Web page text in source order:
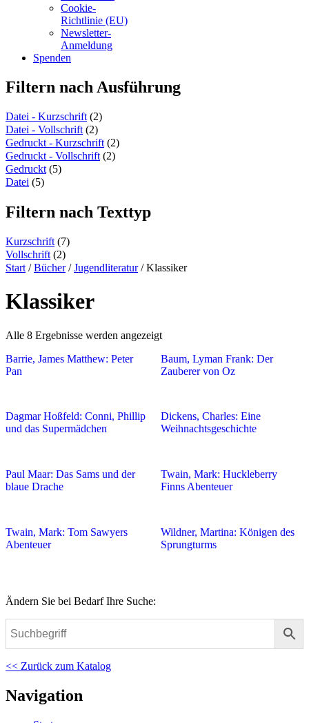
Cookie-
Richtlinie (EU)
Newsletter-
Anmeldung
Spenden
Skip
to
Filtern nach Ausführung
Datei - Kurzschrift (2)
Datei - Vollschrift (2)
Gedruckt - Kurzschrift (2)
Gedruckt - Vollschrift (2)
Gedruckt (5)
Datei (5)
Filtern nach Texttyp
Kurzschrift (7)
Vollschrift (2)
Start /Bücher/Jugendliteratur/ Klassiker
Klassiker
Alle 8 Ergebnisse werden angezeigt
Barrie, James Matthew: Peter
Pan
Baum, Lyman Frank: Der
Zauberer von Oz
Dagmar Hoßfeld: Conni, Phillip
und das Supermädchen
Dickens, Charles: Eine
Weihnachtsgeschichte
Paul Maar: Das Sams und der
blaue Drache
Twain, Mark: Huckleberry
Finns Abenteuer
Twain, Mark: Tom Sawyers
Abenteuer
Wildner, Martina: Königen des
Sprungturms
Ändern Sie bei Bedarf Ihre Suche:
<< Zurück zum Katalog
Navigation